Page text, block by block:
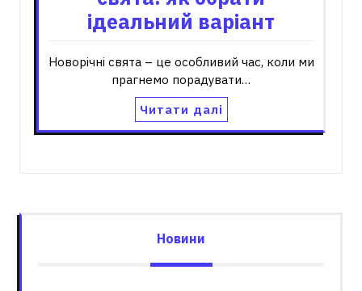
ідеальний варіант
Новорічні свята – це особливий час, коли ми
прагнемо порадувати…
Читати далі
Новини